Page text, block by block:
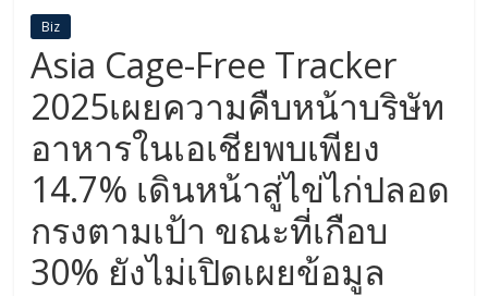
Biz
Asia Cage-Free Tracker
2025เผยความคืบหน้าบริษัท
อาหารในเอเชียพบเพียง
14.7% เดินหน้าสู่ไข่ไก่ปลอด
กรงตามเป้า ขณะที่เกือบ
30% ยังไม่เปิดเผยข้อมูล